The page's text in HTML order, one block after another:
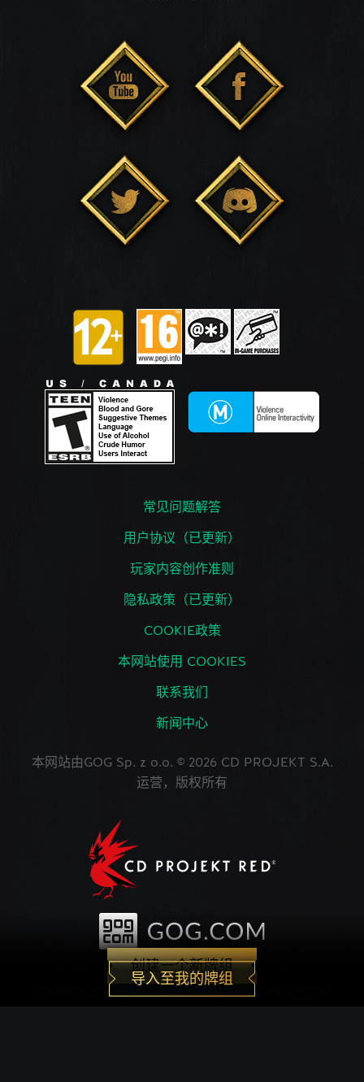
创建一个新牌组
导入至我的牌组
常见问题解答
用户协议（已更新）
玩家内容创作准则
隐私政策（已更新）
COOKIE政策
本网站使用 COOKIES
联系我们
新闻中心
本网站由GOG Sp. z o.o. © 2026 CD PROJEKT S.A.
运营，版权所有
CD PROJEKT®, The Witcher®, GWENT® 是由CD